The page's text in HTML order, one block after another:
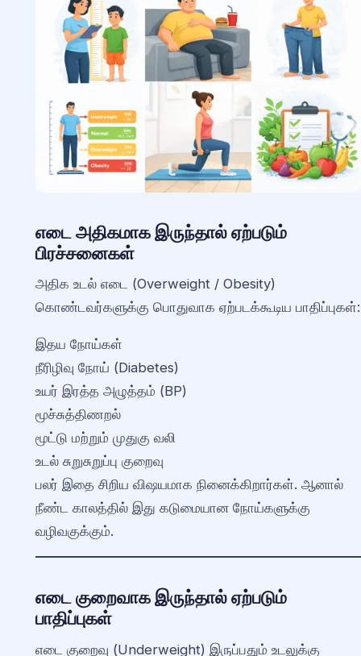
எடை அதிகமாக இருந்தால் ஏற்படும்
பிரச்சனைகள்
அதிக உடல் எடை (Overweight / Obesity)
கொண்டவர்களுக்கு பொதுவாக ஏற்படக்கூடிய பாதிப்புகள்:
இதய நோய்கள்
நீரிழிவு நோய் (Diabetes)
உயர் இரத்த அழுத்தம் (BP)
மூச்சுத்திணறல்
மூட்டு மற்றும் முதுகு வலி
உடல் சுறுசுறுப்பு குறைவு
பலர் இதை சிறிய விஷயமாக நினைக்கிறார்கள். ஆனால்
நீண்ட காலத்தில் இது கடுமையான நோய்களுக்கு
வழிவகுக்கும்.
எடை குறைவாக இருந்தால் ஏற்படும்
பாதிப்புகள்
எடை குறைவு (Underweight) இருப்பதும் உடலுக்கு